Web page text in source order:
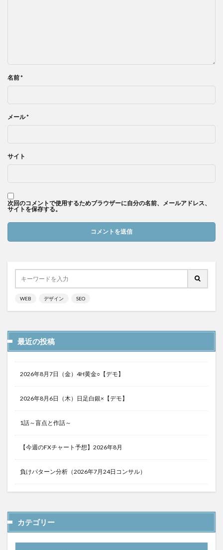
名前*
メール*
サイト
次回のコメントで使用するためブラウザーに自分の名前、メールアドレス、
サイトを保存する。
WEB デザイン SEO
最近の投稿
2026年8月7日（金）4H黄金○【デモ】
2026年8月6日（木）日足白銀×【デモ】
1話～盲点と作話～
【今週のFXチャート予想】2026年8月
負けパターン分析（2026年7月24日コンサル）
カテゴリー